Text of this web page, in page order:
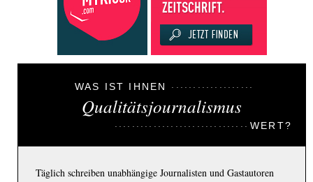
WAS IST IHNEN
Qualitätsjournalismus
WERT?
Täglich schreiben unabhängige Journalisten und Gastautoren